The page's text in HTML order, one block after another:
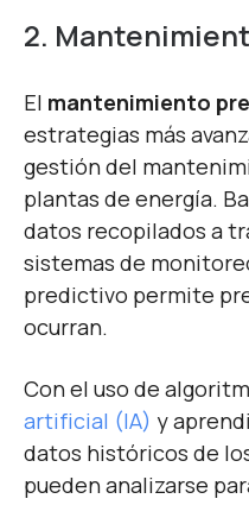
2.
El mantenimiento
estrategias más
gestión del
plantas de energía.
datos recopilados a
sistemas de
predictivo permite
ocurran.
Con el uso de
artificial (IA) y
datos históricos de
pueden analizarse